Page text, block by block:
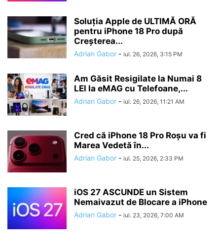
Soluția Apple de ULTIMĂ ORĂ
pentru iPhone 18 Pro după
Creșterea...
Adrian Gabor - iul. 26, 2026, 3:15 PM
Am Găsit Resigilate la Numai 8
LEI la eMAG cu Telefoane,...
Adrian Gabor - iul. 26, 2026, 11:21 AM
Cred că iPhone 18 Pro Roșu va fi
Marea Vedetă în...
Adrian Gabor - iul. 25, 2026, 2:33 PM
iOS 27 ASCUNDE un Sistem
Nemaivazut de Blocare a iPhone
Adrian Gabor - iul. 23, 2026, 7:00 AM